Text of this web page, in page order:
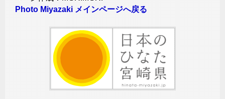
Photo Miyazaki メインページへ戻る